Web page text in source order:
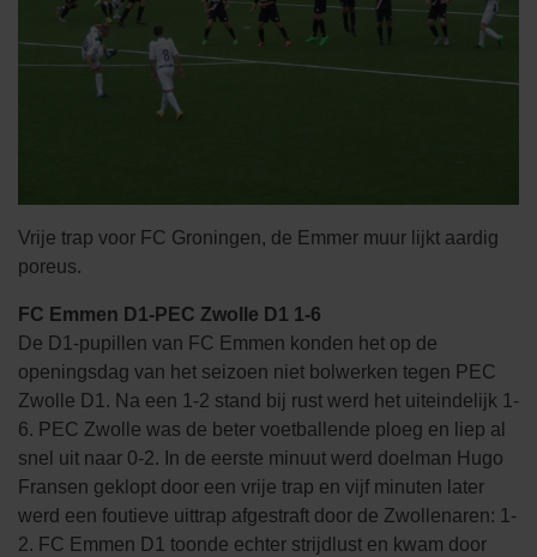
Vrije trap voor FC Groningen, de Emmer muur lijkt aardig
poreus.
FC Emmen D1-PEC Zwolle D1 1-6
De D1-pupillen van FC Emmen konden het op de
openingsdag van het seizoen niet bolwerken tegen PEC
Zwolle D1. Na een 1-2 stand bij rust werd het uiteindelijk 1-
6. PEC Zwolle was de beter voetballende ploeg en liep al
snel uit naar 0-2. In de eerste minuut werd doelman Hugo
Fransen geklopt door een vrije trap en vijf minuten later
werd een foutieve uittrap afgestraft door de Zwollenaren: 1-
2. FC Emmen D1 toonde echter strijdlust en kwam door